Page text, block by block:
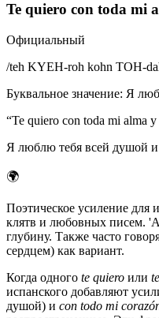
Te quiero con toda mi
Официальный
/teh KYEH-roh kohn TOH-
Буквальное значение: Я
“Te quiero con toda mi alma
Я люблю тебя всей душой и
🌍
Поэтическое усиление для
клятв и любовных писем.
глубину. Также часто
сердцем) как вариант.
Когда одного te quiero или
испанского добавляют
душой) и con todo mi